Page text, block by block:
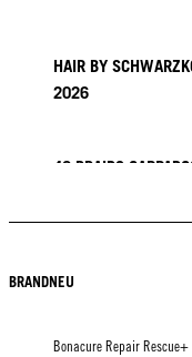
HAIR BY
2026
40 BRAIDS
TUSH
BRANDNEU
Bonacure Repair Rescue+